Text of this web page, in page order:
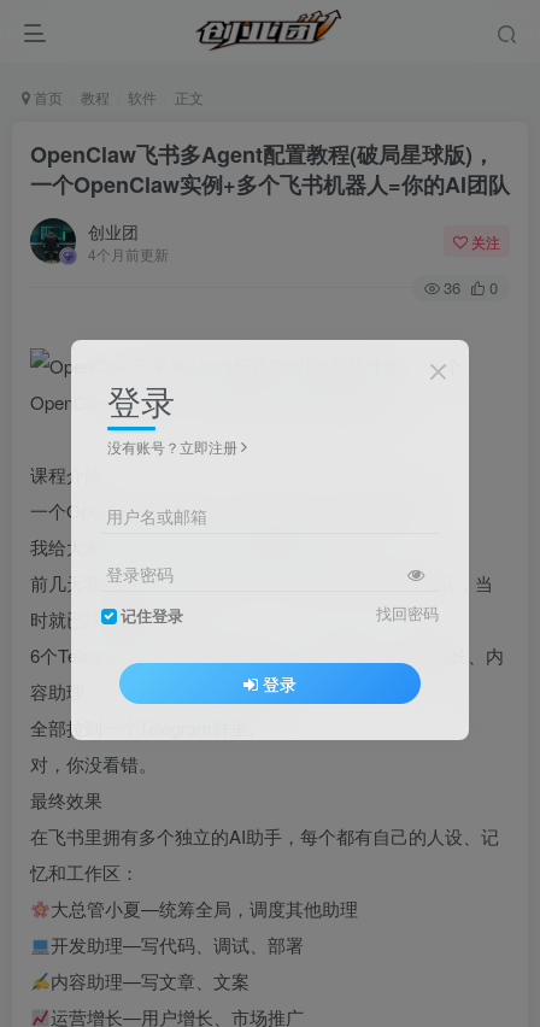
首页 教程 软件 正文
OpenClaw飞书多Agent配置教程(破局星球版)，
一个OpenClaw实例+多个飞书机器人=你的AI团队
创业团
4个月前更新
关注
36 0
课程介绍
一个OpenClaw实例+多个飞书机器人=你的AI团队
我给大家分享下OpenClaw多Agent玩法
前几天我在另一台机器上搞了个Telegram多Agent团队，当
时就已经把我震到了。
6个Telegram bot——大总管小俊、开发助理、运营增长、内
容助理、法务助理、财务助理。
全部拉到一个Telegram群里。
对，你没看错。
最终效果
在飞书里拥有多个独立的AI助手，每个都有自己的人设、记
忆和工作区：
大总管小夏—统筹全局，调度其他助理
开发助理—写代码、调试、部署
内容助理—写文章、文案
运营增长—用户增长、市场推广
登录
没有账号？立即注册
用户名或邮箱
登录密码
记住登录 找回密码
登录